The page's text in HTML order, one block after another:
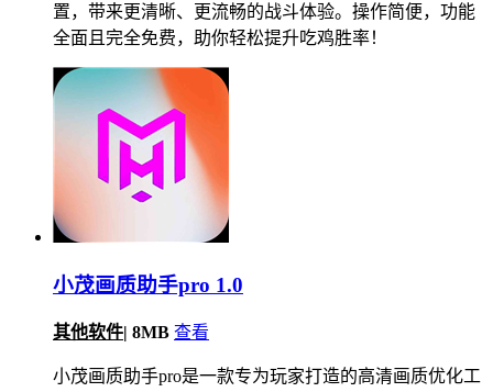
置，带来更清晰、更流畅的战斗体验。操作简便，功能
全面且完全免费，助你轻松提升吃鸡胜率！
小茂画质助手pro 1.0
其他软件| 8MB 查看
小茂画质助手pro是一款专为玩家打造的高清画质优化工